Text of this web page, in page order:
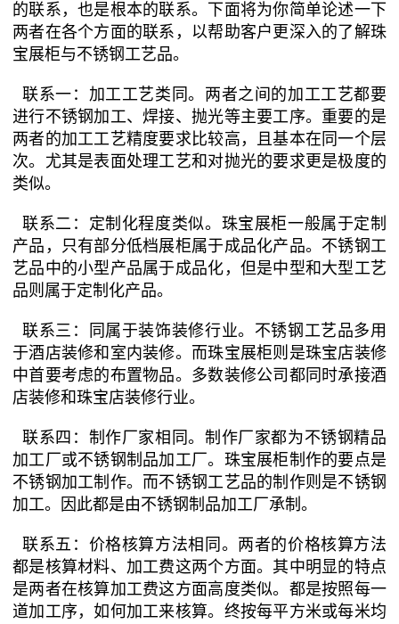
的联系，也是根本的联系。下面将为你简单论述一下
两者在各个方面的联系，以帮助客户更深入的了解珠
宝展柜与不锈钢工艺品。
联系一：加工工艺类同。两者之间的加工工艺都要
进行不锈钢加工、焊接、抛光等主要工序。重要的是
两者的加工工艺精度要求比较高，且基本在同一个层
次。尤其是表面处理工艺和对抛光的要求更是极度的
类似。
联系二：定制化程度类似。珠宝展柜一般属于定制
产品，只有部分低档展柜属于成品化产品。不锈钢工
艺品中的小型产品属于成品化，但是中型和大型工艺
品则属于定制化产品。
联系三：同属于装饰装修行业。不锈钢工艺品多用
于酒店装修和室内装修。而珠宝展柜则是珠宝店装修
中首要考虑的布置物品。多数装修公司都同时承接酒
店装修和珠宝店装修行业。
联系四：制作厂家相同。制作厂家都为不锈钢精品
加工厂或不锈钢制品加工厂。珠宝展柜制作的要点是
不锈钢加工制作。而不锈钢工艺品的制作则是不锈钢
加工。因此都是由不锈钢制品加工厂承制。
联系五：价格核算方法相同。两者的价格核算方法
都是核算材料、加工费这两个方面。其中明显的特点
是两者在核算加工费这方面高度类似。都是按照每一
道加工序，如何加工来核算。终按每平方米或每米均